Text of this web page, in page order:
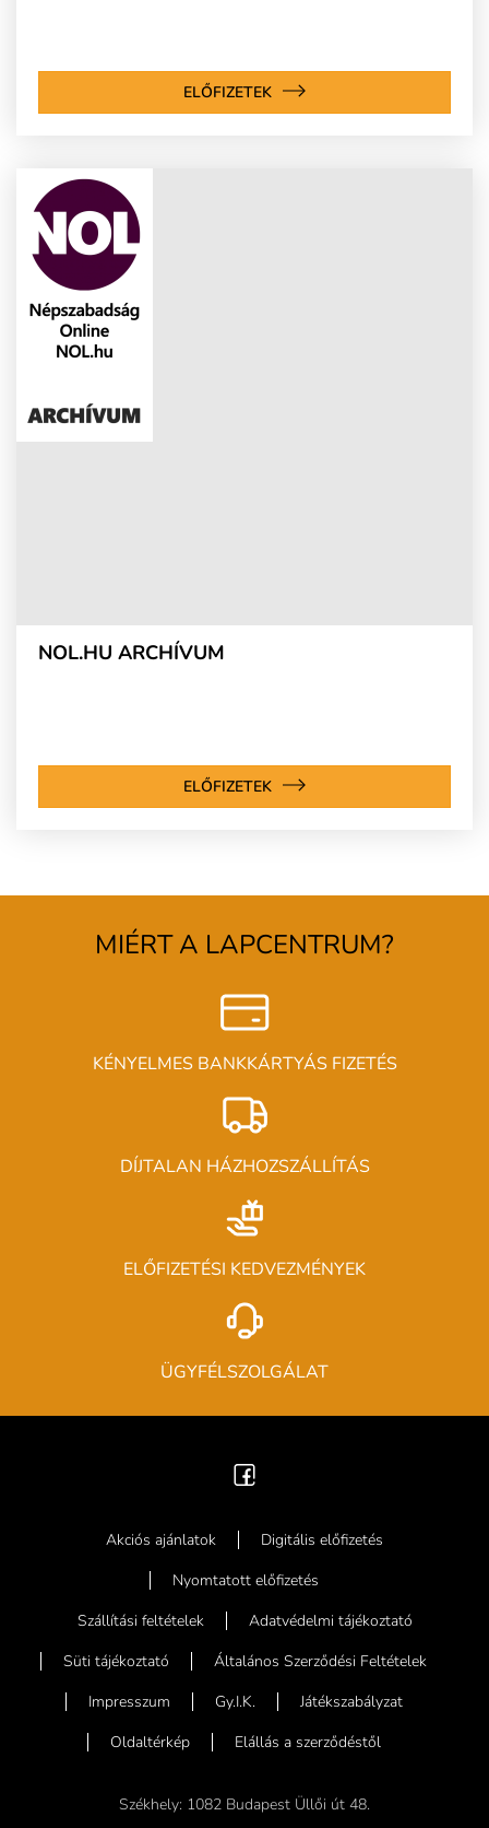
ELŐFIZETEK
NOL.HU ARCHÍVUM
ELŐFIZETEK
MIÉRT A LAPCENTRUM?
KÉNYELMES BANKKÁRTYÁS FIZETÉS
DÍJTALAN HÁZHOZSZÁLLÍTÁS
ELŐFIZETÉSI KEDVEZMÉNYEK
ÜGYFÉLSZOLGÁLAT
Akciós ajánlatok
Digitális előfizetés
Nyomtatott előfizetés
Szállítási feltételek
Adatvédelmi tájékoztató
Süti tájékoztató
Általános Szerződési Feltételek
Impresszum
Gy.I.K.
Játékszabályzat
Oldaltérkép
Elállás a szerződéstől
Székhely: 1082 Budapest Üllői út 48.